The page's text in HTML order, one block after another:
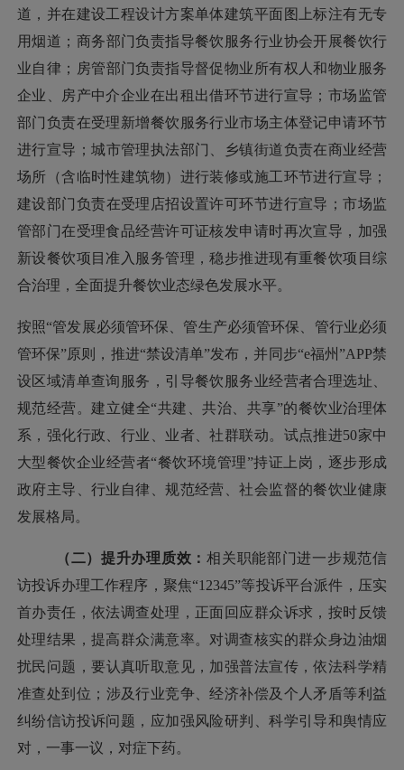
道，并在建设工程设计方案单体建筑平面图上标注有无专
用烟道； 商务部门负责指导餐饮服务行业协会开展餐饮行
业自律 ； 房管部门负责指导督促物业所有权人和物业服务
企业、房产中介企业在出租出借环节进行宣导；市场监管
部门负责在受理新增餐饮服务行业市场主体登记申请环节
进行宣导；城市管理执法部门、乡镇街道负责在商业经营
场所（含临时性建筑物）进行装修或施工环节进行宣导；
建设部门负责在受理店招设置许可环节进行宣导；市场监
管部门在受理食品经营许可证核发申请时再次宣导，加强
新设餐饮项目准入服务管理，稳步推进现有重餐饮项目综
合治理，全面提升餐饮业态绿色发展水平。
按照“管发展必须管环保、管生产必须管环保、管行业必须
管环保”原则，推进“禁设清单”发布，并同步“e福州”APP禁
设区域清单查询服务，引导餐饮服务业经营者合理选址、
规范经营。建立健全“共建、共治、共享”的餐饮业治理体
系，强化行政、行业、业者、社群联动。试点推进50家中
大型餐饮企业经营者“餐饮环境管理”持证上岗，逐步形成
政府主导、行业自律、规范经营、社会监督的餐饮业健康
发展格局。
（二）提升办理质效：相关职能部门进一步规范信
访投诉办理工作程序，聚焦“12345”等投诉平台派件，压实
首办责任，依法调查处理，正面回应群众诉求，按时反馈
处理结果，提高群众满意率。对调查核实的群众身边油烟
扰民问题，要认真听取意见，加强普法宣传，依法科学精
准查处到位； 涉及行业竞争、经济补偿及个人矛盾等利益
纠纷信访投诉问题，应加强风险研判、科学引导和舆情应
对， 一事一议，对症下药。